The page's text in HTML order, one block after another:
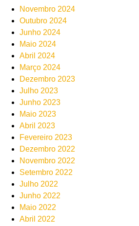
Novembro 2024
Outubro 2024
Junho 2024
Maio 2024
Abril 2024
Março 2024
Dezembro 2023
Julho 2023
Junho 2023
Maio 2023
Abril 2023
Fevereiro 2023
Dezembro 2022
Novembro 2022
Setembro 2022
Julho 2022
Junho 2022
Maio 2022
Abril 2022